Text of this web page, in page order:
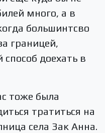
много, а в
большинтсво
границей,
доехать в
тоже была
тратиться на
села Зак Анна.